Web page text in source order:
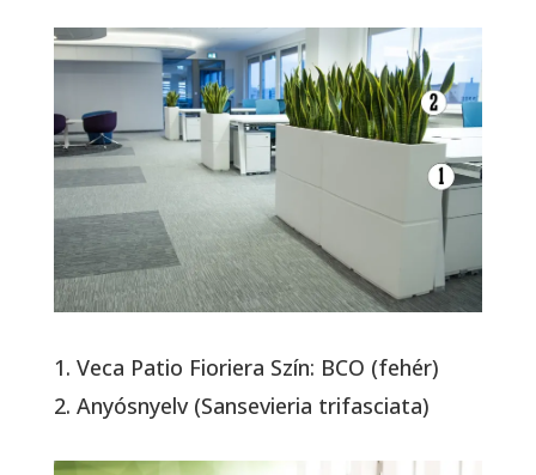
1. Veca Patio Fioriera Szín: BCO (fehér)
2. Anyósnyelv (Sansevieria trifasciata)